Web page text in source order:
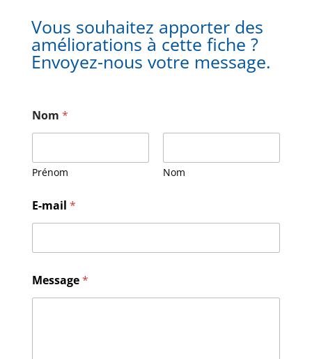
Vous souhaitez apporter des
améliorations à cette fiche ?
Envoyez-nous votre message.
Nom *
Prénom Nom
e
s
a
e
N
o
E-mail *
Message*